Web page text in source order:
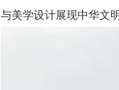
与美学设计展现中华文